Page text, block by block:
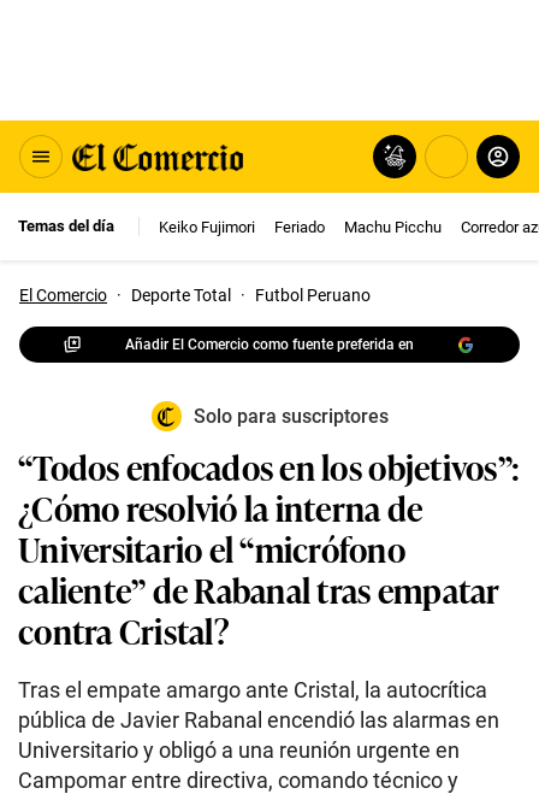
Temas del día Keiko Fujimori Feriado Machu Picchu Corredor
El Comercio · Deporte Total · Futbol Peruano
Añadir El Comercio como fuente preferida en
Solo para suscriptores
“Todos enfocados en los objetivos”:
¿Cómo resolvió la interna de
Universitario el “micrófono
caliente” de Rabanal tras empatar
contra Cristal?
Tras el empate amargo ante Cristal, la autocrítica
pública de Javier Rabanal encendió las alarmas en
Universitario y obligó a una reunión urgente en
Campomar entre directiva, comando técnico y